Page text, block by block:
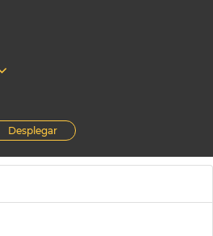
Desplegar